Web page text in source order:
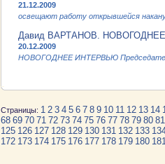
21.12.2009
освещают работу открывшейся
Давид ВАРТАНОВ.
20.12.2009
НОВОГОДНЕЕ ИНТЕРВЬЮ Председателя
Страницы: 1 2 3 4 5 6 7 8 9 10 11 12 13 14
68 69 70 71 72 73 74 75 76 77 78 79 80 81
125 126 127 128 129 130 131 132 133
172 173 174 175 176 177 178 179 180